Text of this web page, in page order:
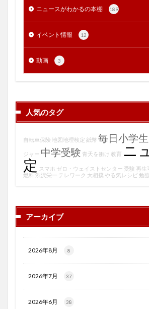
ニュースがわかるの本棚 189
イベント情報 12
動画 3
人気のタグ
自転車保険 地図地理検定 紙幣 毎日小学
ジャー 中学受験 青天を衝け 教育 ニ
定 スマホ ゼロ・ウェイストセンター 受験 再生
燃料 渋沢栄一 テレワーク 大相撲 やる気レシピ 勉
アーカイブ
2026年8月 8
2026年7月 37
2026年6月 38